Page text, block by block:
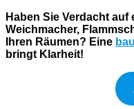
Haben Sie Verdacht
Weichmacher,
Ihren Räumen? Eine
bringt Klarheit!